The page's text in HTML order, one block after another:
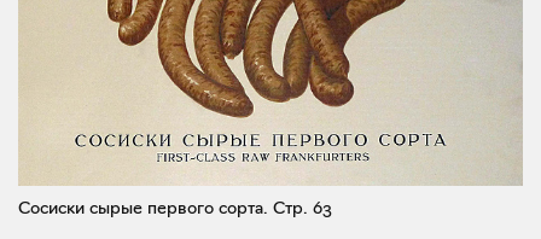
Сосиски сырые первого сорта. Стр. 63